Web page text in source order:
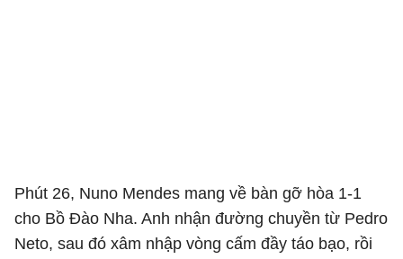
Phút 26, Nuno Mendes mang về bàn gỡ hòa 1-1
cho Bồ Đào Nha. Anh nhận đường chuyền từ Pedro
Neto, sau đó xâm nhập vòng cấm đầy táo bạo, rồi